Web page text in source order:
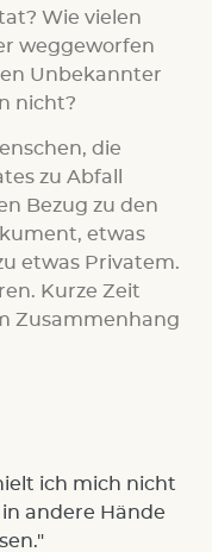
Wie vielen
weggeworfen
Unbekannter
nicht?
die
zu Abfall
Bezug zu den
etwas
etwas Privatem.
Kurze Zeit
Zusammenhang
ich mich nicht
andere Hände